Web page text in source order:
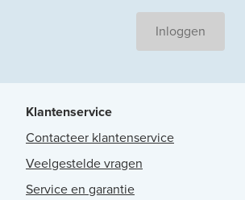
Inloggen
Klantenservice
Contacteer klantenservice
Veelgestelde vragen
Service en garantie